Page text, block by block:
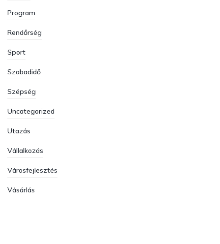
Program
Rendőrség
Sport
Szabadidő
Szépség
Uncategorized
Utazás
Vállalkozás
Városfejlesztés
Vásárlás